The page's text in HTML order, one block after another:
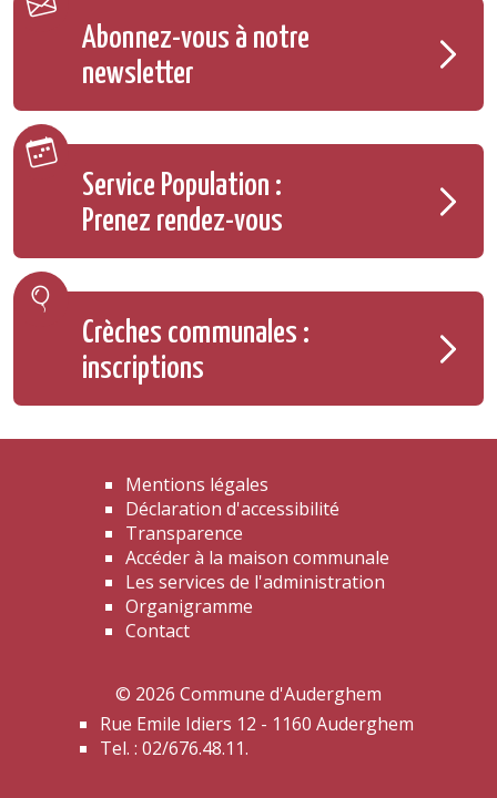
Abonnez-vous à notre
newsletter
Service Population :
Prenez rendez-vous
Crèches communales :
inscriptions
Mentions légales
Déclaration d'accessibilité
Transparence
Accéder à la maison communale
Les services de l'administration
Organigramme
Contact
© 2026 Commune d'Auderghem
Rue Emile Idiers 12 - 1160 Auderghem
Tel. : 02/676.48.11.